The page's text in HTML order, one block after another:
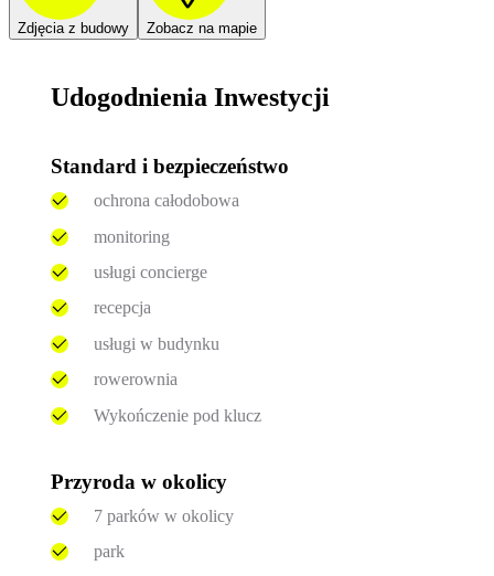
Zdjęcia z budowy Zobacz na mapie
Udogodnienia Inwestycji
Standard i bezpieczeństwo
ochrona całodobowa
monitoring
usługi concierge
recepcja
usługi w budynku
rowerownia
Wykończenie pod klucz
Przyroda w okolicy
7 parków w okolicy
park